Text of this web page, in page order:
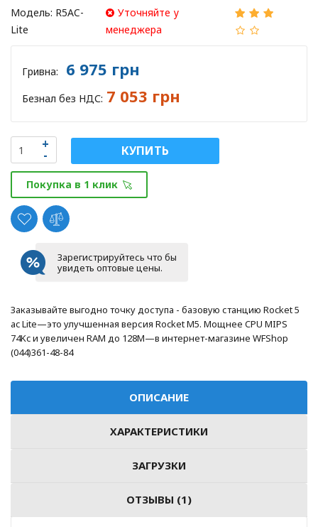
Модель: R5AC-
Lite
Уточняйте у
менеджера
Гривна: 6 975 грн
Безнал без НДС: 7 053 грн
КУПИТЬ
Покупка в 1 клик
Зарегистрируйтесь что бы
увидеть оптовые цены.
Заказывайте выгодно точку доступа - базовую станцию Rocket 5
ac Lite—это улучшенная версия Rocket M5. Мощнее CPU MIPS
74Kc и увеличен RAM до 128M—в интернет-магазине WFShop
(044)361-48-84
ОПИСАНИЕ
ХАРАКТЕРИСТИКИ
ЗАГРУЗКИ
ОТЗЫВЫ (1)